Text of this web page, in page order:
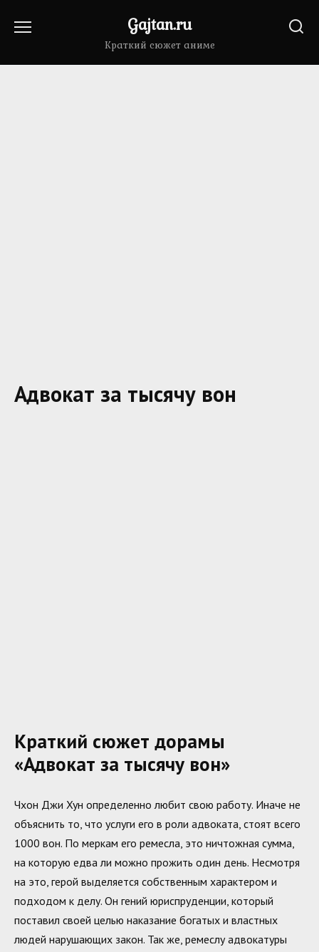
Gajtan.ru
Краткий сюжет аниме
Адвокат за тысячу вон
Краткий сюжет дорамы
«Адвокат за тысячу вон»
Чхон Джи Хун определенно любит свою работу. Иначе не
объяснить то, что услуги его в роли адвоката, стоят всего
1000 вон. По меркам его ремесла, это ничтожная сумма,
на которую едва ли можно прожить один день. Несмотря
на это, герой выделяется собственным характером и
подходом к делу. Он гений юриспруденции, который
поставил своей целью наказание богатых и властных
людей нарушающих закон. Так же, ремеслу адвокатуры